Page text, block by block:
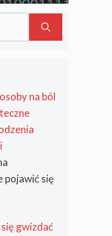
na ból
pojawić się
gwizdać